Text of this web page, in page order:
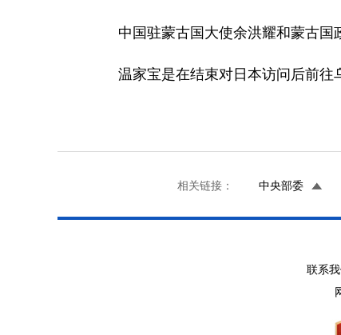
中国驻蒙古国大使余洪耀和蒙古国
温家宝是在结束对日本访问后前往
相关链接： 中央部委
联系